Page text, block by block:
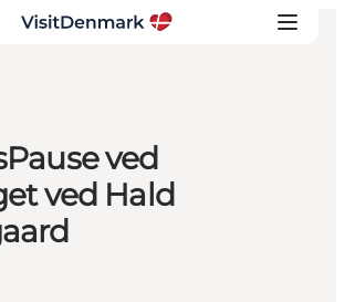
ved
ved Hald